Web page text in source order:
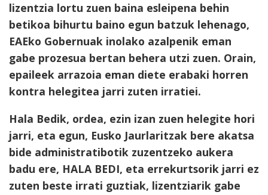
lizentzia lortu zuen baina esleipena behin
betikoa bihurtu baino egun batzuk lehenago,
EAEko Gobernuak inolako azalpenik eman
gabe prozesua bertan behera utzi zuen. Orain,
epaileek arrazoia eman diete erabaki horren
kontra helegitea jarri zuten irratiei.
Hala Bedik, ordea, ezin izan zuen helegite hori
jarri, eta egun, Eusko Jaurlaritzak bere akatsa
bide administratibotik zuzentzeko aukera
badu ere, HALA BEDI, eta errekurtsorik jarri ez
zuten beste irrati guztiak, lizentziarik gabe